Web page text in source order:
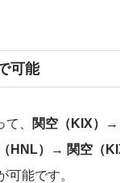
可能
、
関空（KIX）→
HNL）→ 関空（
可能です。